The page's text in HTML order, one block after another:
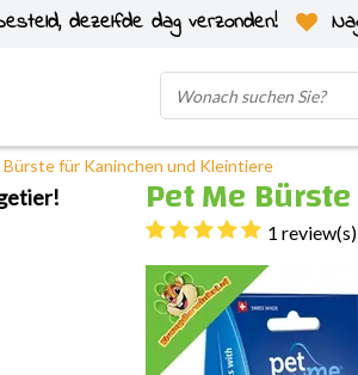
dezelfde dag verzonden!
Bürste für Kaninchen und Kleintiere
Pet Me
1 review(s)